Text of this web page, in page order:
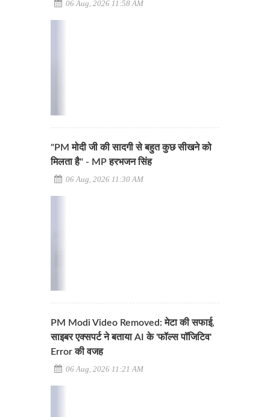
06 Aug, 2026 11:58 AM
"PM मोदी जी की सादगी से बहुत कुछ सीखने को
मिलता है" - MP हरभजन सिंह
06 Aug, 2026 11:30 AM
PM Modi Video Removed: मेटा की सफाई,
साइबर एक्सपर्ट ने बताया AI के 'फॉल्स पॉजिटिव'
Error की वजह
06 Aug, 2026 11:21 AM